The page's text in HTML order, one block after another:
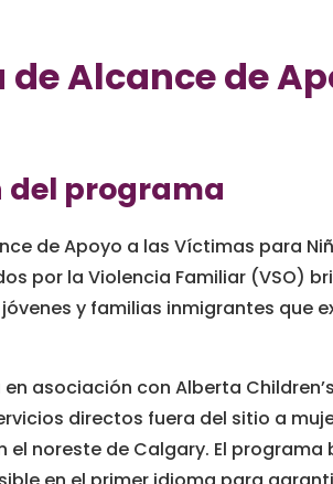
Alcance de
del programa
de Apoyo a las Víctimas para
por la Violencia Familiar (VSO)
y familias inmigrantes que
asociación con Alberta
directos fuera del sitio a
el noreste de Calgary. El